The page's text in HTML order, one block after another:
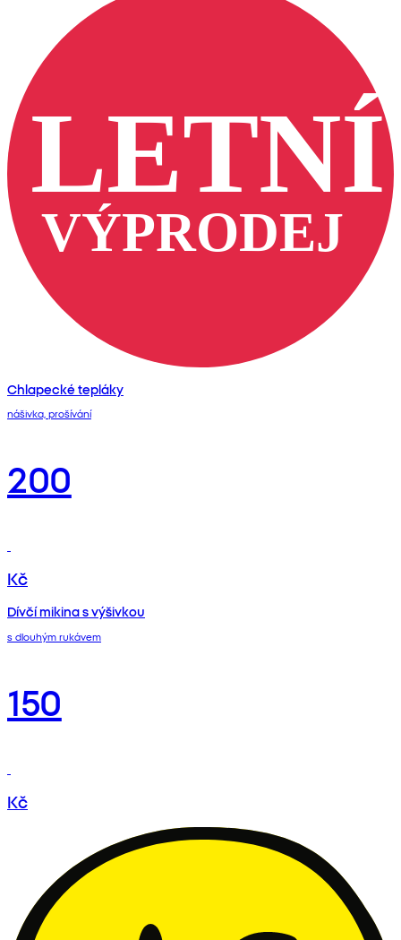
Chlapecké tepláky
nášivka, prošívání
200
Kč
Dívčí mikina s výšivkou
s dlouhým rukávem
150
Kč